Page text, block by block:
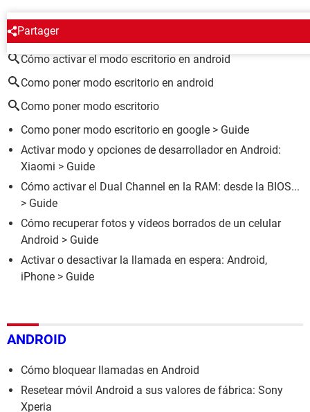
Partager
ALREDEDOR DEL MISMO TEMA
Cómo activar el modo escritorio en android
Como poner modo escritorio en android
Como poner modo escritorio
Como poner modo escritorio en google > Guide
Activar modo y opciones de desarrollador en Android:
Xiaomi > Guide
Cómo activar el Dual Channel en la RAM: desde la BIOS...
> Guide
Cómo recuperar fotos y vídeos borrados de un celular
Android > Guide
Activar o desactivar la llamada en espera: Android,
iPhone > Guide
ANDROID
Cómo bloquear llamadas en Android
Resetear móvil Android a sus valores de fábrica: Sony
Xperia